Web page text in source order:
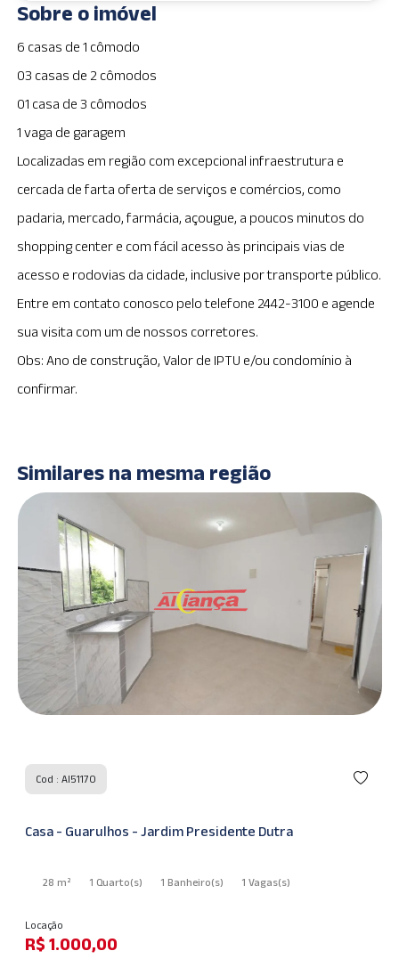
+
1
Sobre o imóvel
6 casas de 1 cômodo
03 casas de 2 cômodos
01 casa de 3 cômodos
1 vaga de garagem
Localizadas em região com excepcional infraestrutura e
cercada de farta oferta de serviços e comércios, como
padaria, mercado, farmácia, açougue, a poucos minutos do
shopping center e com fácil acesso às principais vias de
acesso e rodovias da cidade, inclusive por transporte público.
Entre em contato conosco pelo telefone 2442-3100 e agende
sua visita com um de nossos corretores.
Obs: Ano de construção, Valor de IPTU e/ou condomínio à
confirmar.
Similares na mesma região
Cod : AI46472
Casa - Guarulhos - Jardim Presidente Dutra
67 m² 2 Quarto(s) 1 Banheiro(s) 1 Vagas(s)
Locação
R$ 1.880,00